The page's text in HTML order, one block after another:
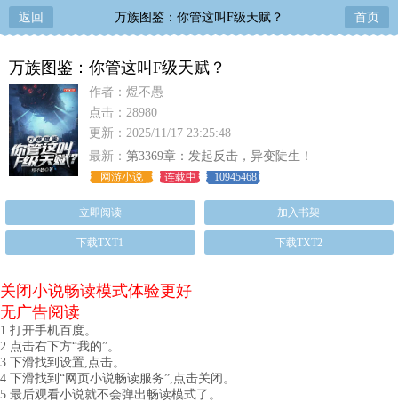
返回 万族图鉴：你管这叫F级天赋？ 首页
万族图鉴：你管这叫F级天赋？
作者：煜不愚
点击：28980
更新：2025/11/17 23:25:48
最新： 第3369章：发起反击，异变陡生！
网游小说 连载中 10945468
立即阅读 加入书架
下载TXT1 下载TXT2
关闭小说畅读模式体验更好
无广告阅读
1.打开手机百度。
2.点击右下方“我的”。
3.下滑找到设置,点击。
4.下滑找到“网页小说畅读服务”,点击关闭。
5.最后观看小说就不会弹出畅读模式了。